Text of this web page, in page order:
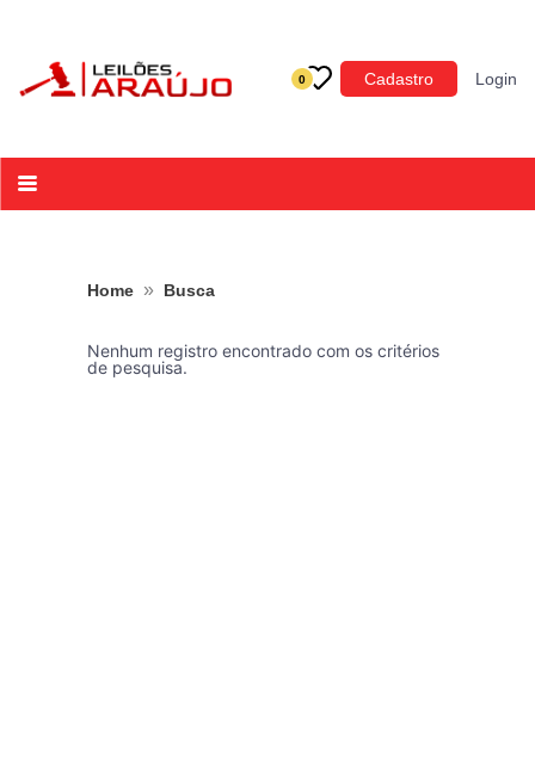
0 Cadastro Login
Categoria
Acessórios para Veículos
Home » Busca
Nenhum registro encontrado com os critérios
de pesquisa.